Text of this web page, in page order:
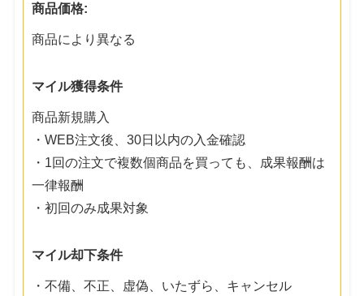
商品価格:
商品により異なる
マイル獲得条件
商品新規購入
・WEB注文後、30日以内の入金確認
・1回の注文で複数個商品を買っても、成果報酬は
一律報酬
・初回のみ成果対象
マイル却下条件
・不備、不正、虚偽、いたずら、キャンセル